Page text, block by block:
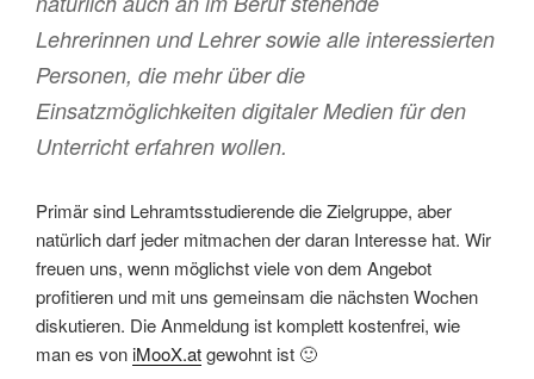
Lehrerinnen und Lehrer sowie alle interessierten
Personen, die mehr über die
Einsatzmöglichkeiten digitaler Medien für den
Unterricht erfahren wollen.
Primär sind Lehramtsstudierende die Zielgruppe, aber
natürlich darf jeder mitmachen der daran Interesse hat. Wir
freuen uns, wenn möglichst viele von dem Angebot
profitieren und mit uns gemeinsam die nächsten Wochen
diskutieren. Die Anmeldung ist komplett kostenfrei, wie
man es voniMooX.atgewohnt ist 🙂